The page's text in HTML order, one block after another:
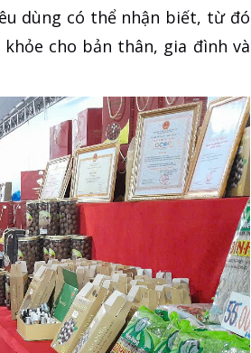
dùng có thể nhận biết, từ đó
cho bản thân, gia đình và